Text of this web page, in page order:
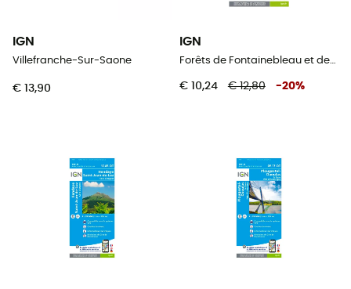
IGN
Villefranche-Sur-Saone
€ 13,90
IGN
Forêts de Fontainebleau et des Trois Pignons
€ 10,24 € 12,80 -20%